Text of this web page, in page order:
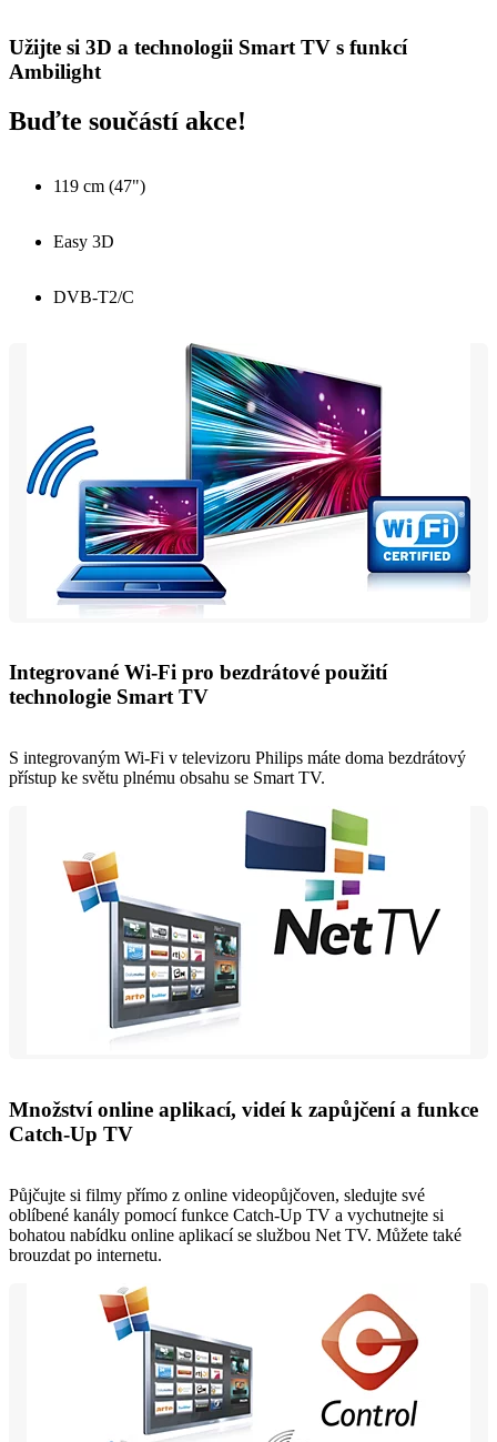
Užijte si 3D a technologii Smart TV s funkcí
Ambilight
Buďte součástí akce!
119 cm (47")
Easy 3D
DVB-T2/C
Integrované Wi-Fi pro bezdrátové použití
technologie Smart TV
S integrovaným Wi-Fi v televizoru Philips máte doma bezdrátový
přístup ke světu plnému obsahu se Smart TV.
Množství online aplikací, videí k zapůjčení a funkce
Catch-Up TV
Půjčujte si filmy přímo z online videopůjčoven, sledujte své
oblíbené kanály pomocí funkce Catch-Up TV a vychutnejte si
bohatou nabídku online aplikací se službou Net TV. Můžete také
brouzdat po internetu.